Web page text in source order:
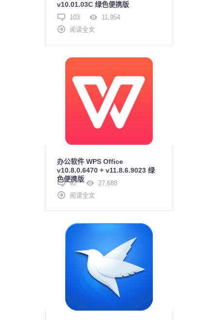
v10.01.03C 绿色便携版
103
11,954
阅读全文
办公软件 WPS Office
v10.8.0.6470 + v11.8.6.9023 绿
色便携版
92
27,688
阅读全文